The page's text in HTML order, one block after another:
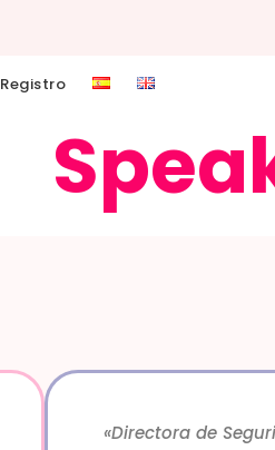
Registro
«Directora de